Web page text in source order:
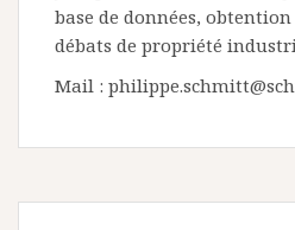
base de données,
débats de propriété
Mail :